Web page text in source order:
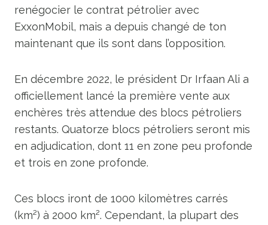
renégocier le contrat pétrolier avec
ExxonMobil, mais a depuis changé de ton
maintenant que ils sont dans l’opposition.
En décembre 2022, le président Dr Irfaan Ali a
officiellement lancé la première vente aux
enchères très attendue des blocs pétroliers
restants. Quatorze blocs pétroliers seront mis
en adjudication, dont 11 en zone peu profonde
et trois en zone profonde.
Ces blocs iront de 1000 kilomètres carrés
(km²) à 2000 km². Cependant, la plupart des